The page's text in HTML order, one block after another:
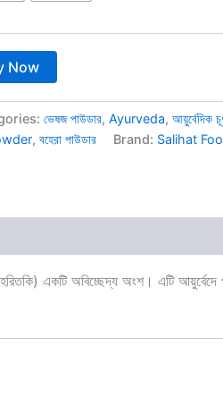
Now
ভেষজ পাউডার, Ayurveda, আয়ুর্বেদিক
, বহেরা পাউডার Brand: Salihat
একটি অবিচ্ছেদ্য অংশ। এটি আয়ুর্বেদে